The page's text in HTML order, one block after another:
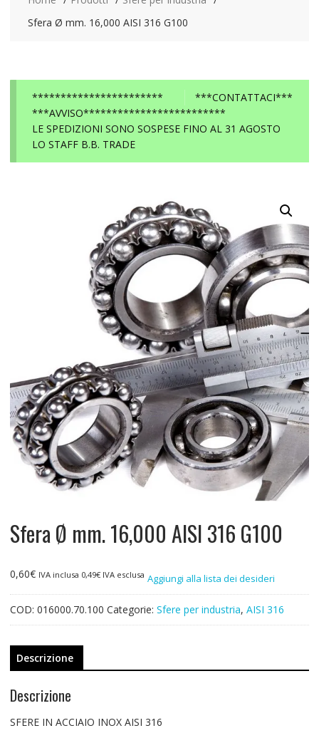
Sfera Ø mm. 16,000 AISI 316 G100
***CONTATTACI***
***********************
***AVVISO*************************
LE SPEDIZIONI SONO SOSPESE FINO AL 31 AGOSTO
LO STAFF B.B. TRADE
Sfera Ø mm. 16,000 AISI 316 G100
0,60€ IVA inclusa 0,49€IVA esclusa Aggiungi alla lista dei desideri
COD: 016000.70.100 Categorie: Sfere per industria, AISI 316
Descrizione
Descrizione
SFERE IN ACCIAIO INOX AISI 316